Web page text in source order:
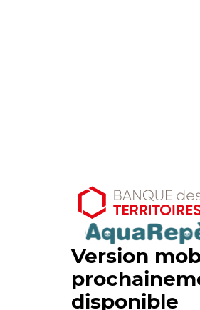
Version
disponible